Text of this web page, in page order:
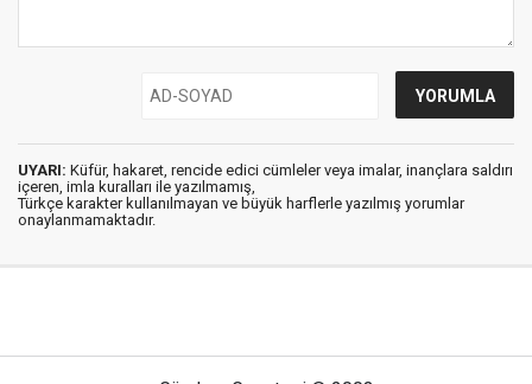
UYARI: Küfür, hakaret, rencide edici cümleler veya imalar, inançlara saldırı
içeren, imla kuralları ile yazılmamış,
Türkçe karakter kullanılmayan ve büyük harflerle yazılmış yorumlar
onaylanmamaktadır.